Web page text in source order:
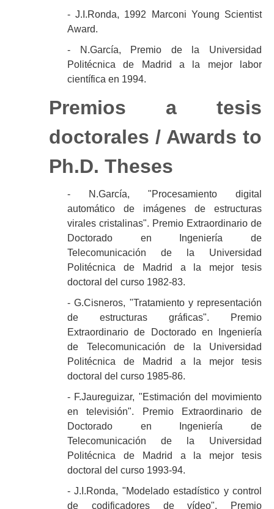
- J.I.Ronda, 1992 Marconi Young Scientist
Award.
- N.García, Premio de la Universidad
Politécnica de Madrid a la mejor labor
científica en 1994.
Premios a tesis
doctorales / Awards to
Ph.D. Theses
- N.García, "Procesamiento digital
automático de imágenes de estructuras
virales cristalinas". Premio Extraordinario de
Doctorado en Ingeniería de
Telecomunicación de la Universidad
Politécnica de Madrid a la mejor tesis
doctoral del curso 1982-83.
- G.Cisneros, "Tratamiento y representación
de estructuras gráficas". Premio
Extraordinario de Doctorado en Ingeniería
de Telecomunicación de la Universidad
Politécnica de Madrid a la mejor tesis
doctoral del curso 1985-86.
- F.Jaureguizar, "Estimación del movimiento
en televisión". Premio Extraordinario de
Doctorado en Ingeniería de
Telecomunicación de la Universidad
Politécnica de Madrid a la mejor tesis
doctoral del curso 1993-94.
- J.I.Ronda, "Modelado estadístico y control
de codificadores de vídeo". Premio